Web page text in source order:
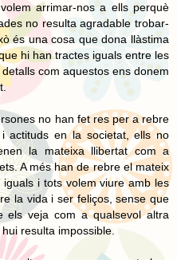
arrimar-nos a ells perquè
no resulta agradable trobar-
és una cosa que dona llàstima
hi han tractes iguals entre les
com aquestos ens donem
no han fet res per a rebre
actituds en la societat, ells no
la mateixa llibertat com a
A més han de rebre el mateix
i tots volem viure amb les
la vida i ser feliços, sense que
els veja com a qualsevol altra
resulta impossible.